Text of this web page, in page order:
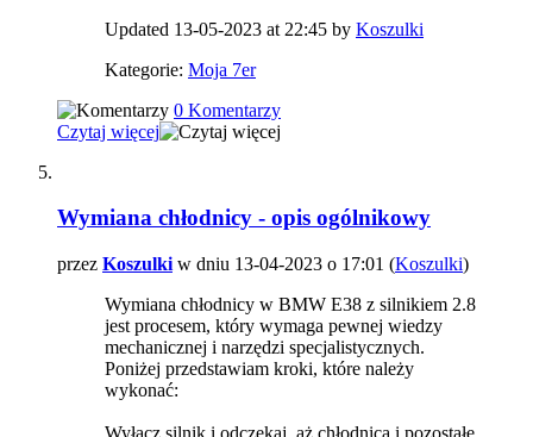
Updated 13-05-2023 at 22:45 by Koszulki
Kategorie: Moja 7er
0 Komentarzy
Czytaj więcej
Wymiana chłodnicy - opis ogólnikowy
przez Koszulki w dniu 13-04-2023 o 17:01 (Koszulki)
Wymiana chłodnicy w BMW E38 z silnikiem 2.8
jest procesem, który wymaga pewnej wiedzy
mechanicznej i narzędzi specjalistycznych.
Poniżej przedstawiam kroki, które należy
wykonać:
Wyłącz silnik i odczekaj, aż chłodnica i pozostałe